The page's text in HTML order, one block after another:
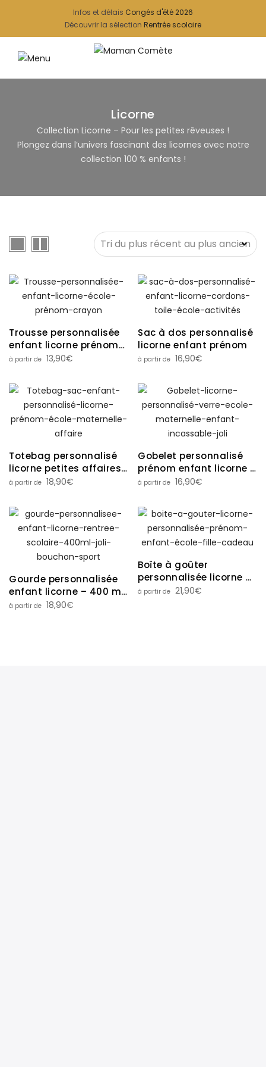
Infos et délais Congés d'été 2026
Découvrir la sélection Rentrée scolaire
Licorne
Collection Licorne – Pour les petites rêveuses !
Plongez dans l’univers fascinant des licornes avec notre
collection 100 % enfants !
Trousse personnalisée
enfant licorne prénom
école
13,90€
Sac à dos personnalisé
licorne enfant prénom
16,90€
Totebag personnalisé
licorne petites affaires
enfant prénom école
18,90€
Gobelet personnalisé
prénom enfant licorne –
idéal pour l’école,
16,90€
Gourde personnalisée
enfant licorne – 400 ml
– 2 bouchons – Idéale
18,90€
Boîte à goûter
personnalisée licorne –
Prénom enfant –
21,90€